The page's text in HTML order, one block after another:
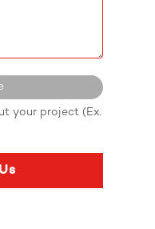
your project (Ex.